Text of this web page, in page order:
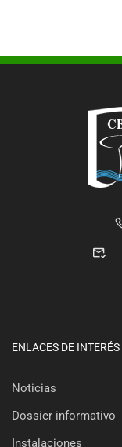
ENLACES DE INTERÉS
Noticias
Dossier informativo
Instalaciones